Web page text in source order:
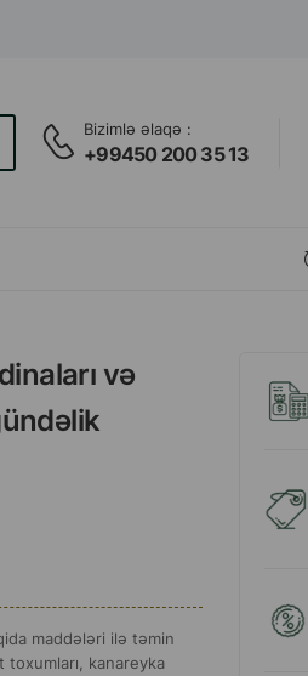
Bizimlə əlaqə :
+99450 200 35 13
və
maddələri ilə təmin
kanareyka